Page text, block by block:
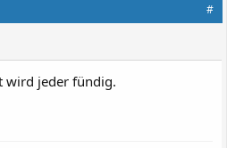
#
wird jeder fündig.